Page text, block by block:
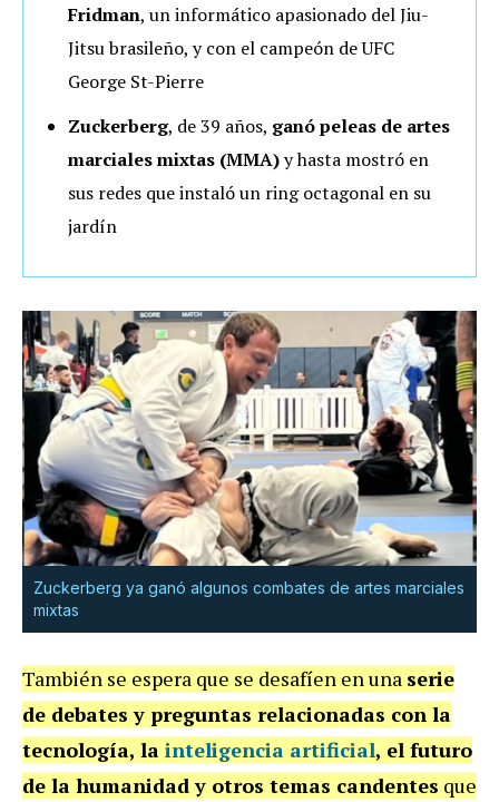
Fridman, un informático apasionado del Jiu-
Jitsu brasileño, y con el campeón de UFC
George St-Pierre
Zuckerberg, de 39 años, ganó peleas de artes
marciales mixtas (MMA)y hasta mostró en
sus redes que instaló un ring octagonal en su
jardín
Zuckerberg ya ganó algunos combates de artes marciales
mixtas
También se espera que se desafíen en una serie
de debates y preguntas relacionadas con la
tecnología, la inteligencia artificial, el futuro
de la humanidad y otros temas candentes que